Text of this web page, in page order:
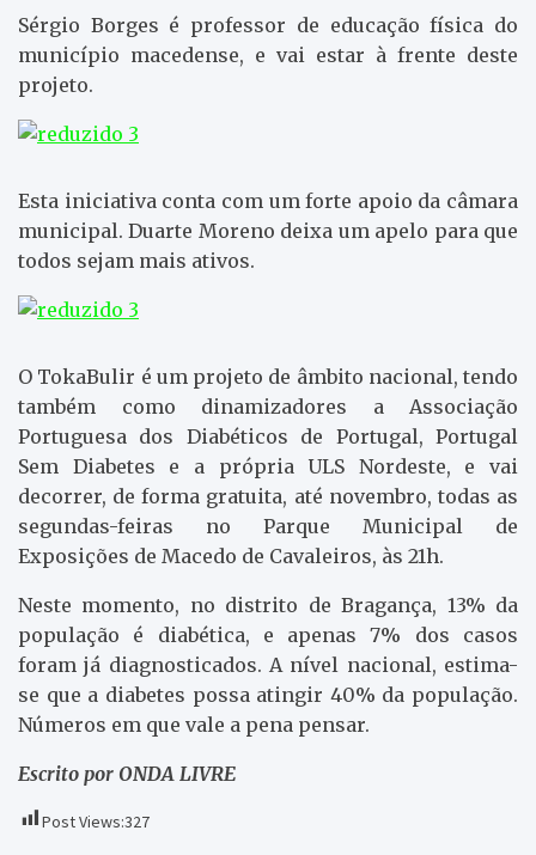
Sérgio Borges é professor de educação física do
município macedense, e vai estar à frente deste
projeto.
Esta iniciativa conta com um forte apoio da câmara
municipal. Duarte Moreno deixa um apelo para que
todos sejam mais ativos.
O TokaBulir é um projeto de âmbito nacional, tendo
também como dinamizadores a Associação
Portuguesa dos Diabéticos de Portugal, Portugal
Sem Diabetes e a própria ULS Nordeste, e vai
decorrer, de forma gratuita, até novembro, todas as
segundas-feiras no Parque Municipal de
Exposições de Macedo de Cavaleiros, às 21h.
Neste momento, no distrito de Bragança, 13% da
população é diabética, e apenas 7% dos casos
foram já diagnosticados. A nível nacional, estima-
se que a diabetes possa atingir 40% da população.
Números em que vale a pena pensar.
Escrito por ONDA LIVRE
Post Views:327